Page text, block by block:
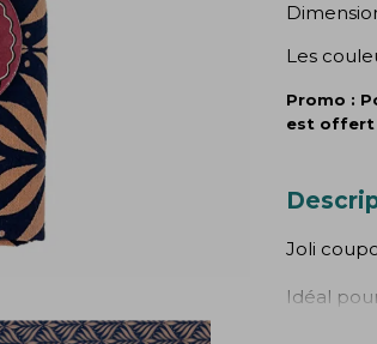
Les
Promo :
est offert
Joli
Idéal